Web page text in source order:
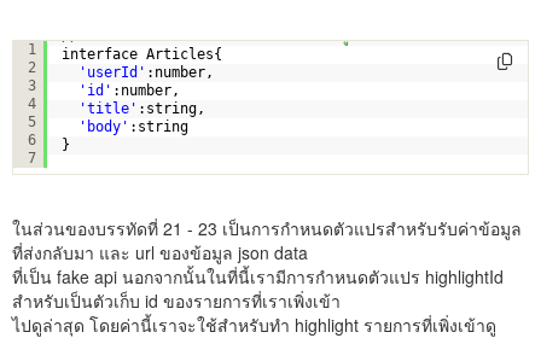
1
2
3
4
5
6
7
interface Articles{
'userId' :number,
'id' :number,
'title' :string,
'body' :string
}
ในส่วนของบรรทัดที่ 21 - 23 เป็นการกำหนดตัวแปรสำหรับรับค่าข้อมูล
ที่ส่งกลับมา และ url ของข้อมูล json data
ที่เป็น fake api นอกจากนั้นในที่นี้เรามีการกำหนดตัวแปร highlightId
สำหรับเป็นตัวเก็บ id ของรายการที่เราเพิ่งเข้า
ไปดูล่าสุด โดยค่านี้เราจะใช้สำหรับทำ highlight รายการที่เพิ่งเข้าดู